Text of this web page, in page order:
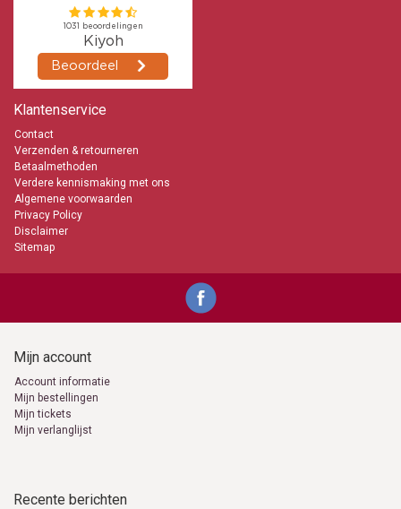
maar daar zitten ook altijd risico's aan. Neem daarom de
onderstaande veiligheidsadviezen is acht. Immers buiten kaarsen
branden is toch heel anders dan binnen en het zijn soms ook andere
kaarsen. Te denken valt aan Vuurpotten en Fakkels.
Zorg dat kinderen en huisdieren niet in de onmiddellijke
omgeving van de kaarsen kunnen komen of let goed op.
Verplaats nimmer brandende Vuurpotten en/of Fakkels.
Extra informatie:
Bolsius Tuinkaarsen / Buitenkaarsen
De beste kwaliteit en ruime keuze
Snelle levering
Boven de € 89,- geen verzendkosten
Klantenservice
Contact
Verzenden & retourneren
Betaalmethoden
Verdere kennismaking met ons
Algemene voorwaarden
Privacy Policy
Disclaimer
Sitemap
Mijn account
Account informatie
Mijn bestellingen
Mijn tickets
Mijn verlanglijst
Recente berichten